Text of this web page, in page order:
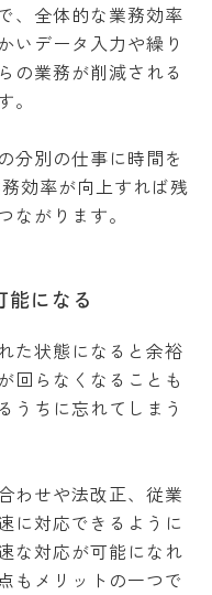
、全体的な業務効率
いデータ入力や繰り
の業務が削減される
分別の仕事に時間を
効率が向上すれば残
ながります。
になる
た状態になると余裕
回らなくなることも
うちに忘れてしまう
わせや法改正、従業
に対応できるように
な対応が可能になれ
もメリットの一つで